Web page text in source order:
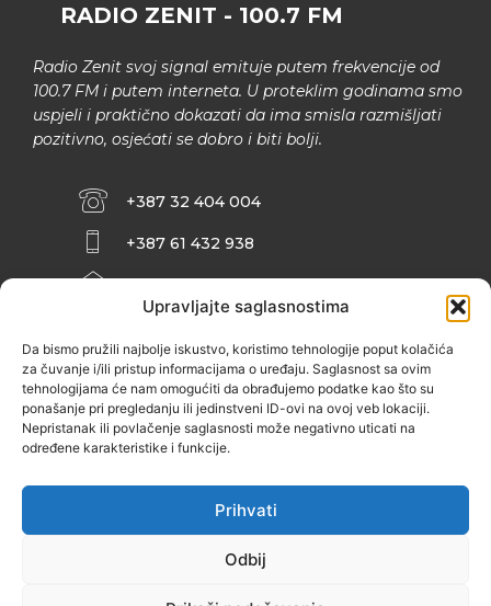
Upravljajte saglasnostima
Da bismo pružili najbolje iskustvo, koristimo tehnologije poput kolačića
za čuvanje i/ili pristup informacijama o uređaju. Saglasnost sa ovim
tehnologijama će nam omogućiti da obrađujemo podatke kao što su
ponašanje pri pregledanju ili jedinstveni ID-ovi na ovoj veb lokaciji.
Nepristanak ili povlačenje saglasnosti može negativno uticati na
određene karakteristike i funkcije.
Prihvati
Odbij
RADIO ZENIT - 100.7 FM
Radio Zenit svoj signal emituje putem frekvencije od
100.7 FM i putem interneta. U proteklim godinama smo
uspjeli i praktično dokazati da ima smisla razmišljati
pozitivno, osjećati se dobro i biti bolji.
+387 32 404 004
+387 61 432 938
INFO@ZENIT.BA
ZENIČANKA, 3. SPRAT), 72000 ZENICA